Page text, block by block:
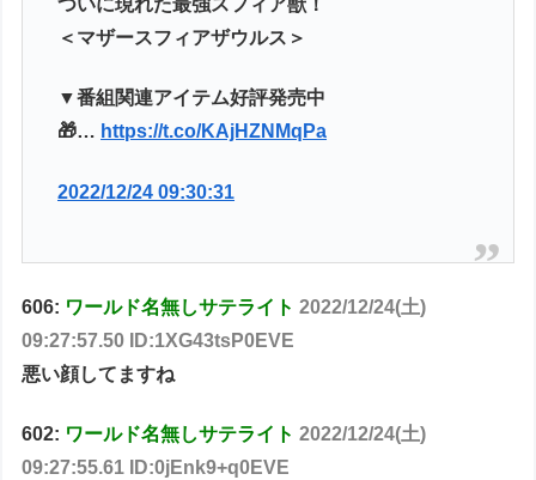
＜マザースフィアザウルス＞
▼番組関連アイテム好評発売中
🎁… https://t.co/KAjHZNMqPa
2022/12/24 09:30:31
606: ワールド名無しサテライト 2022/12/24(土)
09:27:57.50 ID:1XG43tsP0EVE
悪い顔してますね
602: ワールド名無しサテライト 2022/12/24(土)
09:27:55.61 ID:0jEnk9+q0EVE